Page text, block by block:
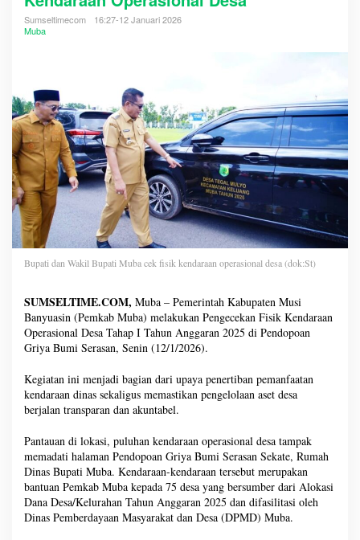
Sumseltimecom
16:27-12 Januari 2026
Muba
Bupati dan Wakil Bupati Muba cek fisik kendaraan operasional desa (dok:St)
SUMSELTIME.COM, Muba – Pemerintah Kabupaten Musi
Banyuasin (Pemkab Muba) melakukan Pengecekan Fisik Kendaraan
Operasional Desa Tahap I Tahun Anggaran 2025 di Pendopoan
Griya Bumi Serasan, Senin (12/1/2026).
Kegiatan ini menjadi bagian dari upaya penertiban pemanfaatan
kendaraan dinas sekaligus memastikan pengelolaan aset desa
berjalan transparan dan akuntabel.
Pantauan di lokasi, puluhan kendaraan operasional desa tampak
memadati halaman Pendopoan Griya Bumi Serasan Sekate, Rumah
Dinas Bupati Muba. Kendaraan-kendaraan tersebut merupakan
bantuan Pemkab Muba kepada 75 desa yang bersumber dari Alokasi
Dana Desa/Kelurahan Tahun Anggaran 2025 dan difasilitasi oleh
Dinas Pemberdayaan Masyarakat dan Desa (DPMD) Muba.